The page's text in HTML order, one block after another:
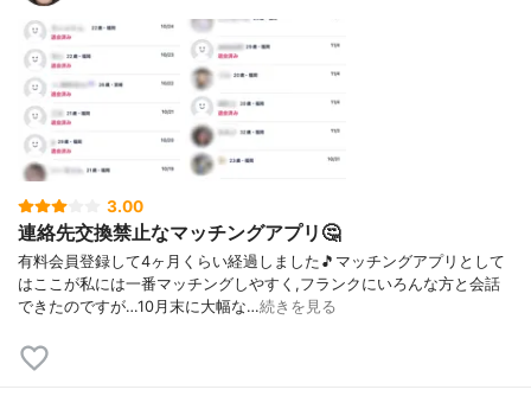
3.00
連絡先交換禁止なマッチングアプリ🤔
有料会員登録して4ヶ月くらい経過しました🎵マッチングアプリとして
はここが私には一番マッチングしやすく,フランクにいろんな方と会話
できたのですが…10月末に大幅な…続きを見る